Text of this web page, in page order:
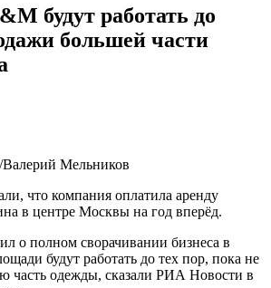
будут работать до
большей части
Мельников
что компания оплатила аренду
в центре Москвы на год вперёд.
о полном сворачивании бизнеса в
будут работать до тех пор, пока не
часть одежды, сказали РИА Новости в